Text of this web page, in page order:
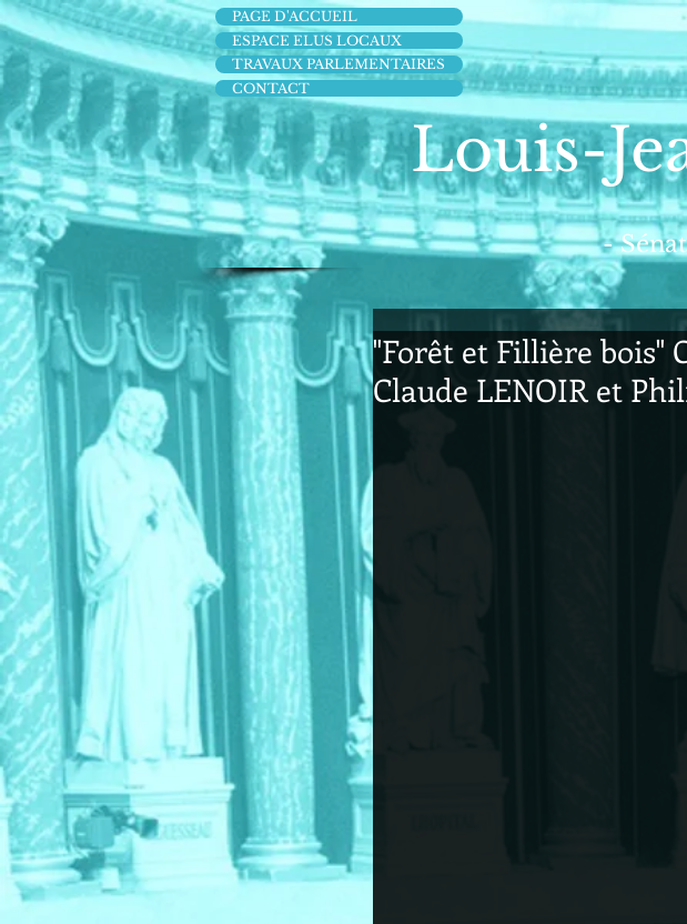
PAGE D'ACCUEIL
ESPACE ELUS LOCAUX
TRAVAUX PARLEMENTAIRES
CONTACT
Louis-
-
"Forêt et Fillière bois"
Claude LENOIR et